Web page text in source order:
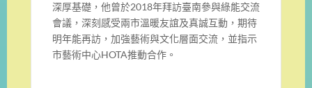
深厚基礎，他曾於2018年拜訪臺南參與綠能交流
會議，深刻感受兩市溫暖友誼及真誠互動，期待
明年能再訪，加強藝術與文化層面交流，並指示
市藝術中心HOTA推動合作。